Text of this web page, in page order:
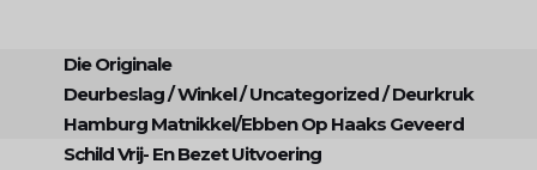
Die Originale
Deurbeslag/Winkel/Uncategorized/Deurkruk
Hamburg Matnikkel/ebben Op Haaks Geveerd
Schild Vrij- En Bezet Uitvoering